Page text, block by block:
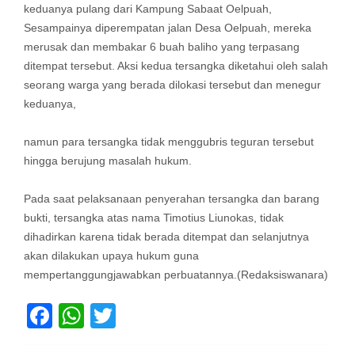
keduanya pulang dari Kampung Sabaat Oelpuah,
Sesampainya diperempatan jalan Desa Oelpuah, mereka
merusak dan membakar 6 buah baliho yang terpasang
ditempat tersebut. Aksi kedua tersangka diketahui oleh salah
seorang warga yang berada dilokasi tersebut dan menegur
keduanya,
namun para tersangka tidak menggubris teguran tersebut
hingga berujung masalah hukum.
Pada saat pelaksanaan penyerahan tersangka dan barang
bukti, tersangka atas nama Timotius Liunokas, tidak
dihadirkan karena tidak berada ditempat dan selanjutnya
akan dilakukan upaya hukum guna
mempertanggungjawabkan perbuatannya.(Redaksiswanara)
Facebook
WhatsApp